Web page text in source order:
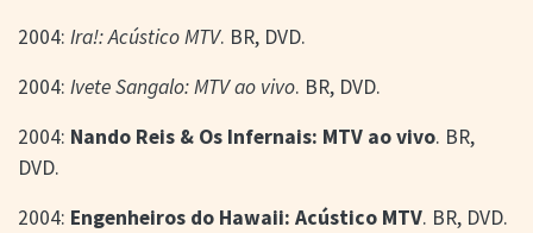
2004: Ira!: Acústico MTV. BR, DVD.
2004: Ivete Sangalo: MTV ao vivo. BR, DVD.
2004: Nando Reis & Os Infernais: MTV ao vivo. BR,
DVD.
2004: Engenheiros do Hawaii: Acústico MTV. BR, DVD.